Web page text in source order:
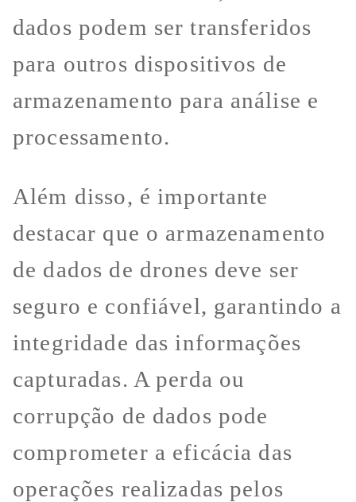
dados podem ser transferidos
para outros dispositivos de
armazenamento para análise e
processamento.
Além disso, é importante
destacar que o armazenamento
de dados de drones deve ser
seguro e confiável, garantindo a
integridade das informações
capturadas. A perda ou
corrupção de dados pode
comprometer a eficácia das
operações realizadas pelos